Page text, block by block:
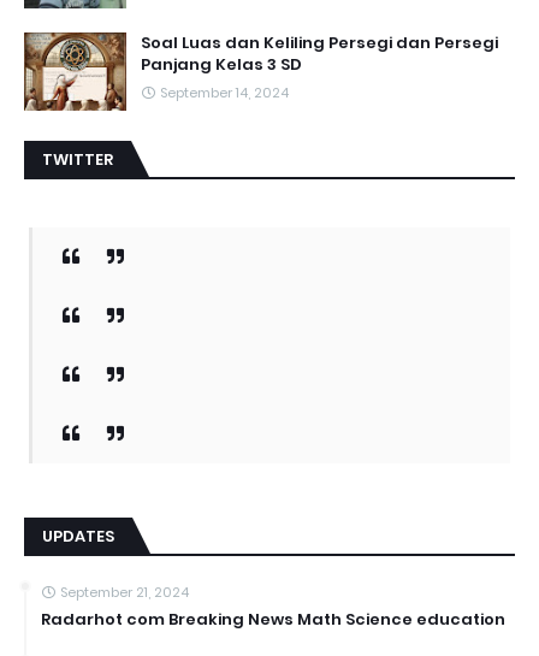
Soal Luas dan Keliling Persegi dan Persegi
Panjang Kelas 3 SD
September 14, 2024
TWITTER
UPDATES
September 21, 2024
Radarhot com Breaking News Math Science education